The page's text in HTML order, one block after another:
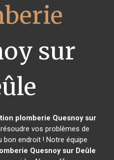
sur
plomberie Quesnoy sur
vos problèmes de
bon endroit ! Notre équipe
Quesnoy sur Deûle